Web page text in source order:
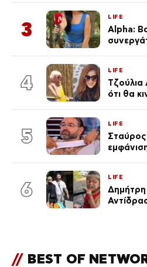
3
LIFE
Alpha:
του
4
LIFE
Τζούλια
ότι θα
5
LIFE
6
LIFE
// BEST OF